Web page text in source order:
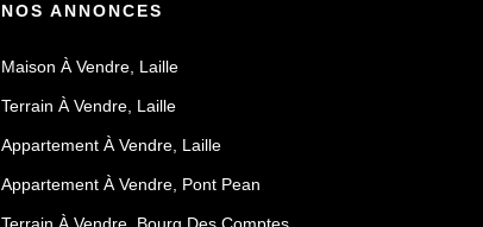
NOS ANNONCES
Maison À Vendre, Laille
Terrain À Vendre, Laille
Appartement À Vendre, Laille
Appartement À Vendre, Pont Pean